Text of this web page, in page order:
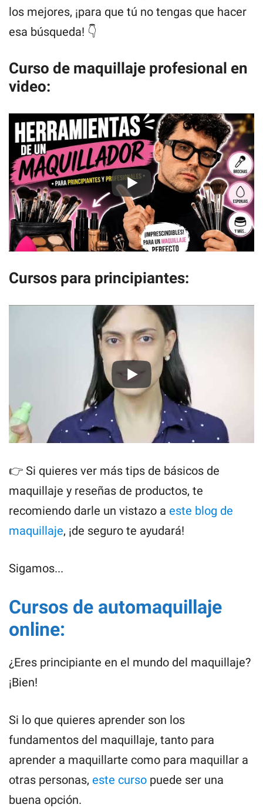
los mejores, ¡para que tú no tengas que hacer
esa búsqueda! 👇
Curso de maquillaje profesional en
video:
Cursos para principiantes:
👉 Si quieres ver más tips de básicos de
maquillaje y reseñas de productos, te
recomiendo darle un vistazo a este blog de
maquillaje, ¡de seguro te ayudará!
Sigamos...
Cursos de automaquillaje
online:
¿Eres principiante en el mundo del maquillaje?
¡Bien!
Si lo que quieres aprender son los
fundamentos del maquillaje, tanto para
aprender a maquillarte como para maquillar a
otras personas, este curso puede ser una
buena opción.